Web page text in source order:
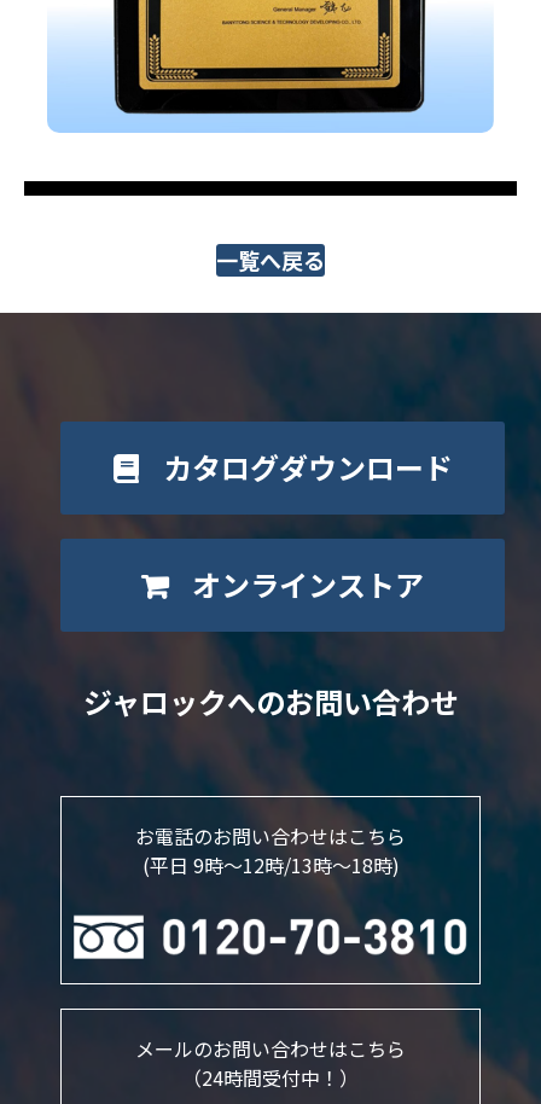
一覧へ戻る
カタログダウンロード
オンラインストア
ジャロックへのお問い合わせ
お電話のお問い合わせはこちら
(平日 9時～12時/13時〜18時)
メールのお問い合わせはこちら
（24時間受付中！）